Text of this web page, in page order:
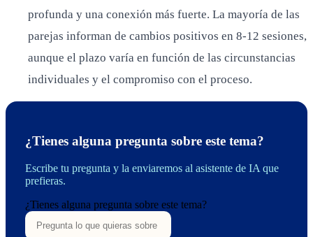
profunda y una conexión más fuerte. La mayoría de las
parejas informan de cambios positivos en 8-12 sesiones,
aunque el plazo varía en función de las circunstancias
individuales y el compromiso con el proceso.
¿Tienes alguna pregunta sobre este tema?
Escribe tu pregunta y la enviaremos al asistente de IA que
prefieras.
¿Tienes alguna pregunta sobre este tema?